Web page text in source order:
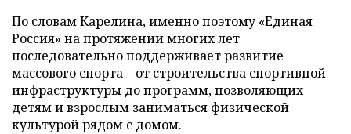
По словам Карелина, именно поэтому «Единая
Россия» на протяжении многих лет
последовательно поддерживает развитие
массового спорта – от строительства спортивной
инфраструктуры до программ, позволяющих
детям и взрослым заниматься физической
культурой рядом с домом.